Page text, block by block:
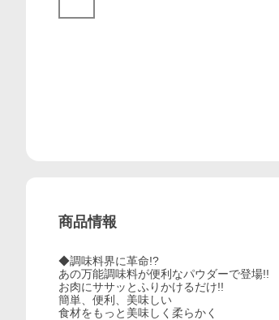
商品情報
◆調味料界に革命!?
あの万能調味料が便利なパウダーで登場!!
お肉にササッとふりかけるだけ!!
簡単、便利、美味しい
食材をもっと美味しく柔らかく